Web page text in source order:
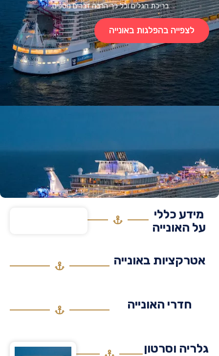
בריכת הגלים וכל כך הרבה דברים נוספים.
לצפייה בהפלגות באונייה
כללי
האונייה
באונייה
חדרי האונייה
וסרטון